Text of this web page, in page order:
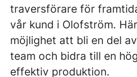
traversförare för
vår kund i Olofström.
möjlighet att bli en del
team och bidra till en
effektiv produktion.